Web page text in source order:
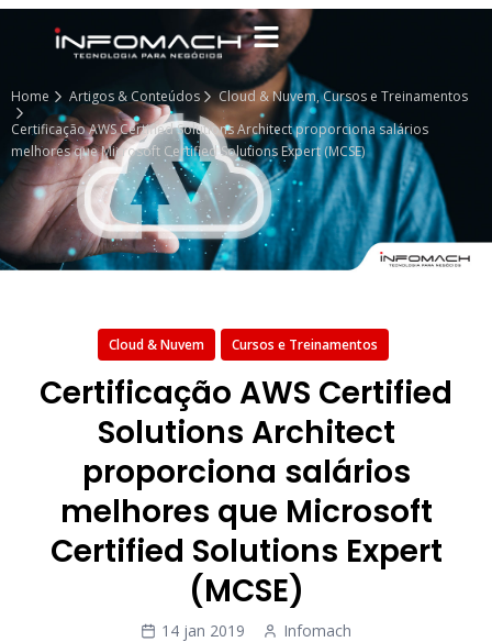
Home Artigos & Conteúdos Cloud & Nuvem,Cursos e Treinamentos
Certificação AWS Certified Solutions Architect proporciona salários
melhores que Microsoft Certified Solutions Expert (MCSE)
Cloud & Nuvem Cursos e Treinamentos
Certificação AWS Certified
Solutions Architect
proporciona salários
melhores que Microsoft
Certified Solutions Expert
(MCSE)
14 jan 2019 Infomach